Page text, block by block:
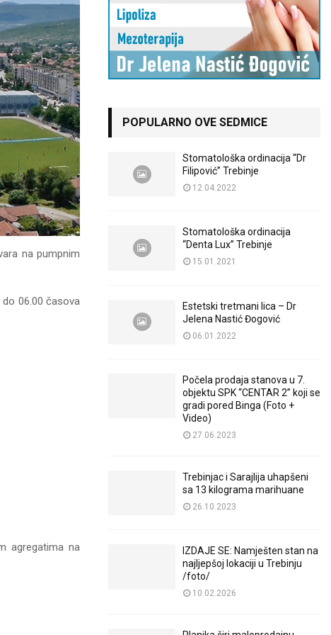
na pumpnim
06.00 časova
agregatima na
POPULARNO OVE SEDMICE
Stomatološka ordinacija “Dr
Filipović” Trebinje
12.04.2022
Stomatološka ordinacija
“Denta Lux” Trebinje
15.01.2021
Estetski tretmani lica – Dr
Jelena Nastić Đogović
06.01.2022
Počela prodaja stanova u 7.
objektu SPK “CENTAR 2” koji se
gradi pored Binga (Foto +
Video)
27.06.2023
Trebinjac i Sarajlija uhapšeni
sa 13 kilograma marihuane
26.10.2023
IZDAJE SE: Namješten stan na
najljepšoj lokaciji u Trebinju
/foto/
10.02.2026